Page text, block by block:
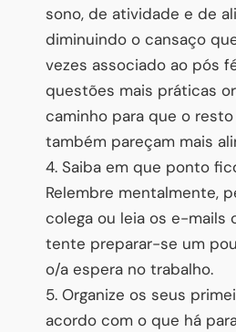
sono, de atividade e de
diminuindo o cansaço
vezes associado ao pós
questões mais práticas
caminho para que o
também pareçam mais
4. Saiba em que ponto
Relembre mentalmente,
colega ou leia os e-mails
tente preparar-se um
o/a espera no trabalho.
5. Organize os seus
acordo com o que há